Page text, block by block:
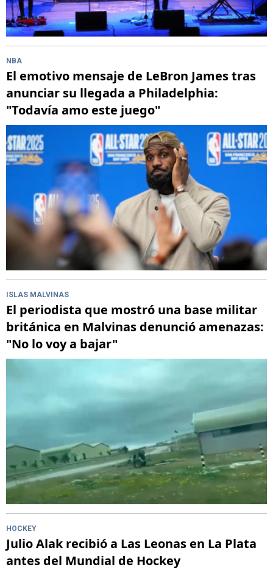
NBA
El emotivo mensaje de LeBron James tras
anunciar su llegada a Philadelphia:
"Todavía amo este juego"
ISLAS MALVINAS
El periodista que mostró una base militar
británica en Malvinas denunció amenazas:
"No lo voy a bajar"
HOCKEY
Julio Alak recibió a Las Leonas en La Plata
antes del Mundial de Hockey